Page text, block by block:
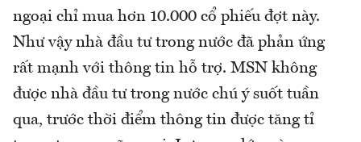
ngoại chỉ mua hơn 10.000 cổ phiếu đợt này.
Như vậy nhà đầu tư trong nước đã phản ứng
rất mạnh với thông tin hỗ trợ. MSN không
được nhà đầu tư trong nước chú ý suốt tuần
qua, trước thời điểm thông tin được tăng tỉ